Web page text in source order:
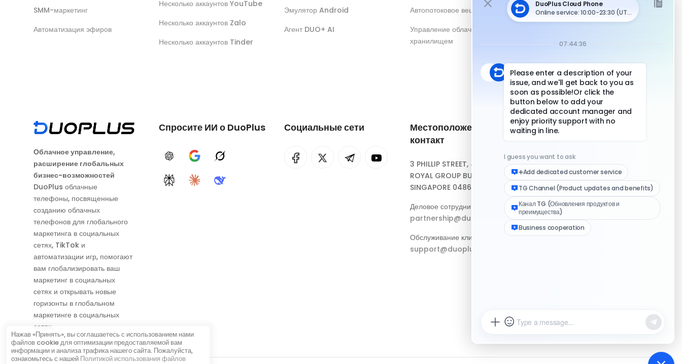
SMM-маркетинг
Автоматизация эфиров
Несколько аккаунтов YouTube
Несколько аккаунтов Zalo
Несколько аккаунтов Tinder
Эмулятор Android
Агент DUO+ AI
Автопотоковое вещание
Управление облачным
хранилищем
Облачное управление,
расширение глобальных
бизнес-возможностей
DuoPlus облачные
телефоны, посвященные
созданию облачных
телефонов для глобального
маркетинга в социальных
сетях, TikTok и
автоматизации игр, помогают
вам глобализировать ваш
маркетинг в социальных
сетях и открывать новые
горизонты в глобальном
маркетинге в социальных
сетях.
Спросите ИИ о DuoPlus
ChatGPTGoogle AIGrok
PerplexityClaudeDeepSeek
Социальные сети
Местоположение и
контакт
3 PHILLIP STREET, #10-04,
ROYAL GROUP BUILDING,
SINGAPORE 048693
Деловое сотрудничество:
partnership@duoplus.net
Обслуживание клиентов:
support@duoplus.net
Быстрые ссылки
Скачать клиент
Медиа-набор логотипа
Журнал изменений
Нажав «Принять», вы соглашаетесь с использованием нами
файлов cookie для оптимизации предоставляемой вам
информации и анализа трафика нашего сайта. Пожалуйста,
ознакомьтесь с нашей Политикой использования файлов